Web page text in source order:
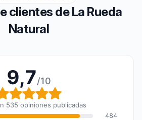
clientes de La Rueda
Natural
9,7/10
global: 9,7
535 opiniones publicadas
484